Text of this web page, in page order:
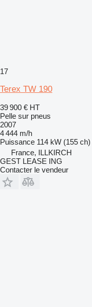
17
Terex TW 190
39 900 € HT
Pelle sur pneus
2007
4 444 m/h
Puissance 114 kW (155 ch)
France, ILLKIRCH
GEST LEASE ING
Contacter le vendeur